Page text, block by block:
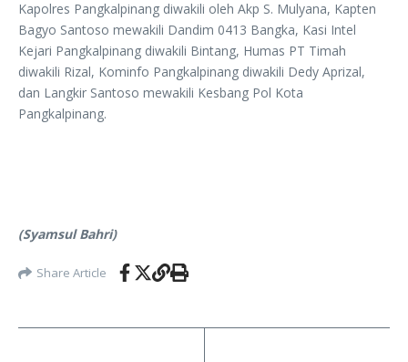
Kapolres Pangkalpinang diwakili oleh Akp S. Mulyana, Kapten
Bagyo Santoso mewakili Dandim 0413 Bangka, Kasi Intel
Kejari Pangkalpinang diwakili Bintang, Humas PT Timah
diwakili Rizal, Kominfo Pangkalpinang diwakili Dedy Aprizal,
dan Langkir Santoso mewakili Kesbang Pol Kota
Pangkalpinang.
(Syamsul Bahri)
Share Article